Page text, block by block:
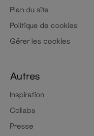
Plan du site
Politique de cookies
Gérer les cookies
Autres
Inspiration
Collabs
Presse